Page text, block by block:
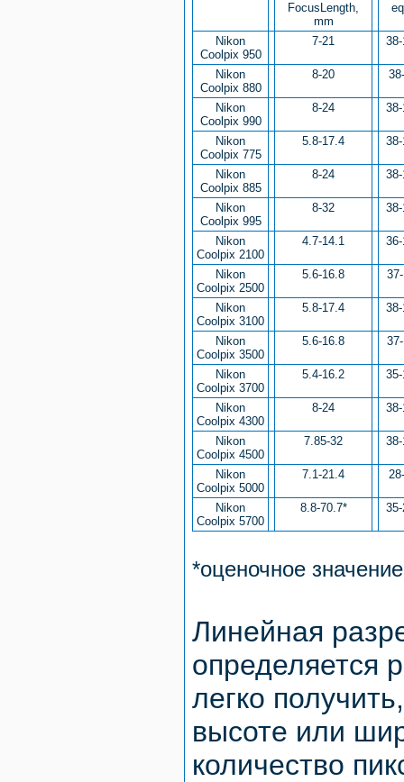
FocusLength,
mm
Nikon
Coolpix 950
7-21
Nikon
Coolpix 880
8-20
Nikon
Coolpix 990
8-24
Nikon
Coolpix 775
5.8-17.4
Nikon
Coolpix 885
8-24
Nikon
Coolpix 995
8-32
Nikon
Coolpix 2100
4.7-14.1
Nikon
Coolpix 2500
5.6-16.8
Nikon
Coolpix 3100
5.8-17.4
Nikon
Coolpix 3500
5.6-16.8
Nikon
Coolpix 3700
5.4-16.2
Nikon
Coolpix 4300
8-24
Nikon
Coolpix 4500
7.85-32
Nikon
Coolpix 5000
7.1-21.4
Nikon
Coolpix 5700
8.8-70.7*
*оценочное значение
Линейная
определяется
легко
высоте или
количество